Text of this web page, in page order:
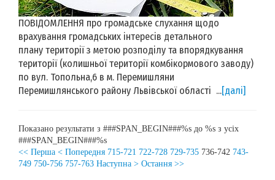
ПОВІДОМЛЕННЯ про громадське слухання щодо
врахування громадських інтересів детального
плану території з метою розподілу та впорядкування
території (колишньої території комбікормового заводу)
по вул. Топольна,6 в м. Перемишляни
Перемишлянського району Львівської області ...[далі]
Показано результати з ###SPAN_BEGIN###%s до %s з усіх
###SPAN_BEGIN###%s
<< Перша < Попередня 715-721 722-728 729-735 736-742 743-
749 750-756 757-763 Наступна > Остання >>